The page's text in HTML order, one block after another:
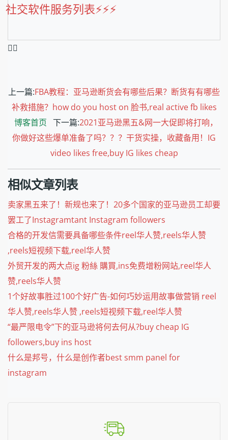
社交软件服务列表⚡️⚡️⚡️
❤️‍🔥
上一篇:FBA教程：亚马逊断货会有哪些后果？断货有有哪些
补救措施？how do you host on 脸书,real active fb likes
博客首页 下一篇:2021亚马逊黑五&网一大促即将打响，
你做好这些爆单准备了吗？？？干货实操，收藏备用！IG
video likes free,buy IG likes cheap
相似文章列表
卖家黑五来了！新规也来了！20多个国家的亚马逊员工却要
罢工了Instagramtant Instagram followers
合格的开发信需要具备哪些条件reel华人赞,reels华人赞
,reels短视频下载,reel华人赞
外贸开发的两大点ig 粉絲 購買,ins免费增粉网站,reel华人
赞,reels华人赞
1个好故事胜过100个好广告-如何巧妙运用故事做营销 reel
华人赞,reels华人赞 ,reels短视频下载,reel华人赞
“最严限电令”下的亚马逊将何去何从?buy cheap IG
followers,buy ins host
什么是邦号，什么是创作者best smm panel for
instagram